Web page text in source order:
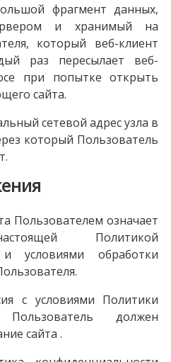
фрагмент данных,
и хранимый на
который веб-клиент
раз пересылает веб-
при попытке открыть
сайта.
сетевой адрес узла в
который Пользователь
Пользователем означает
Политикой
и условиями обработки
с условиями Политики
Пользователь должен
сайта .